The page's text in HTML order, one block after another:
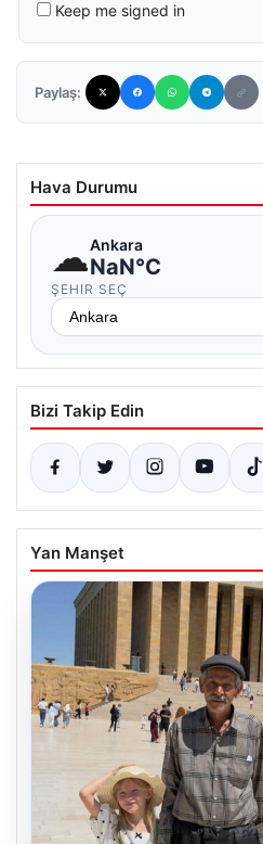
Keep me signed in
Paylaş:
Hava Durumu
☁Ankara
NaN°C
ŞEHIR SEÇ
Bizi Takip Edin
Yan Manşet